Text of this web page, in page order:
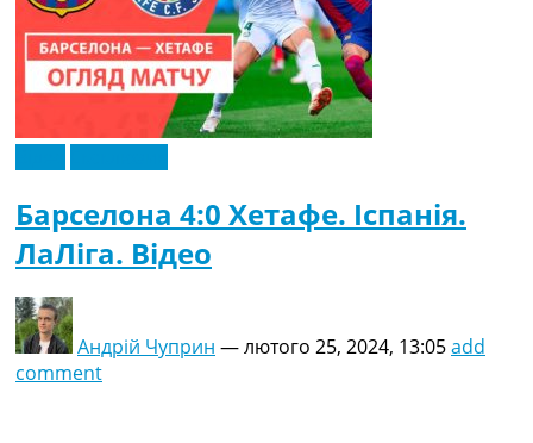
Барселона 4:0 Хетафе. Іспанія.
ЛаЛіга. Відео
Андрій Чуприн —лютого 25, 2024, 13:05add
comment